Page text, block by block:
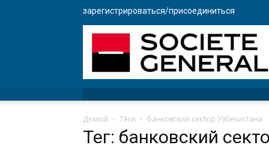
зарегистрироваться/присоединиться
Домой Теги банковский сектор Узбекистана
Тег: банковский